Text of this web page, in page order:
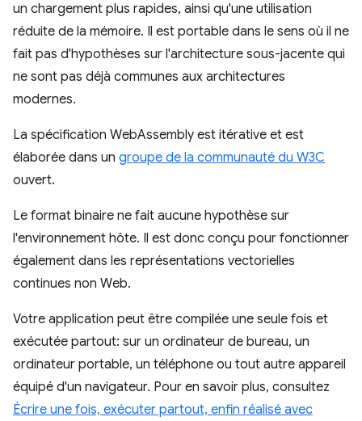
un chargement plus rapides, ainsi qu'une utilisation
réduite de la mémoire. Il est portable dans le sens où il ne
fait pas d'hypothèses sur l'architecture sous-jacente qui
ne sont pas déjà communes aux architectures
modernes.
La spécification WebAssembly est itérative et est
élaborée dans un groupe de la communauté du W3C
ouvert.
Le format binaire ne fait aucune hypothèse sur
l'environnement hôte. Il est donc conçu pour fonctionner
également dans les représentations vectorielles
continues non Web.
Votre application peut être compilée une seule fois et
exécutée partout: sur un ordinateur de bureau, un
ordinateur portable, un téléphone ou tout autre appareil
équipé d'un navigateur. Pour en savoir plus, consultez
Écrire une fois, exécuter partout, enfin réalisé avec